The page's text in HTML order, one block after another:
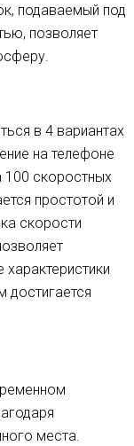
подаваемый под
позволяет
в 4 вариантах
на телефоне
скоростных
простотой и
скорости
достигается
места.